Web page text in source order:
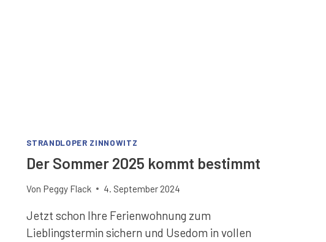
STRANDLOPER ZINNOWITZ
Der Sommer 2025 kommt bestimmt
Von Peggy Flack 4. September 2024
Jetzt schon Ihre Ferienwohnung zum
Lieblingstermin sichern und Usedom in vollen